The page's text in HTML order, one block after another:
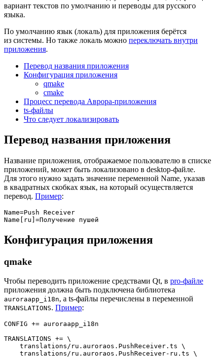
вариант текстов по умолчанию и переводы для русского
языка.
По умолчанию язык (локаль) для приложения берётся
из системы. Но также локаль можно переключать внутри
приложения.
Перевод названия приложения
Конфигурация приложения
qmake
cmake
Процесс перевода Аврора-приложения
ts-файлы
Что следует локализировать
Перевод названия приложения
Название приложения, отображаемое пользователю в списке
приложений, может быть локализовано в desktop-файле.
Для этого нужно задать значение переменной Name, указав
в квадратных скобках язык, на который осуществляется
перевод. Пример:
Name=Push Receiver
Конфигурация приложения
qmake
Чтобы переводить приложение средствами Qt, в pro-файле
приложения должна быть подключена библиотека
auroraapp_i18n, а ts-файлы перечислены в переменной
TRANSLATIONS. Пример:
CONFIG += auroraapp_i18n
TRANSLATIONS += \
    translations/ru.auroraos.PushReceiver.ts \